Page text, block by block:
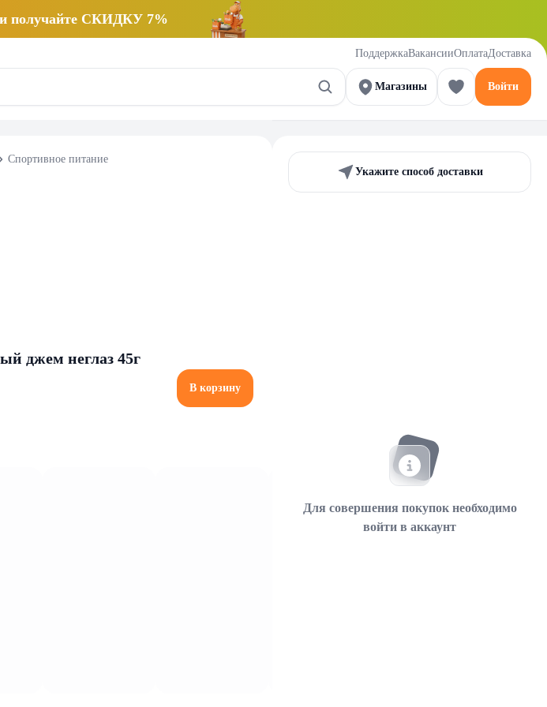
получайте СКИДКУ 7%
ПоддержкаВакансииОплатаДоставка
Магазины Войти
Спортивное питание
джем неглаз 45г
В корзину
Укажите способ доставки
Для совершения покупок необходимо
войти в аккаунт